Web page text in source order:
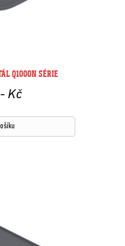
Q1000N SÉRIE
Kč